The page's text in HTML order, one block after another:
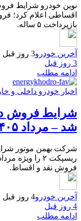
بازپرداخت ۵ ساله.
آخرین خودرو3 روز قبل
3 روز قبل
ادامه مطلب
اخبار خودرو داخلی و
شرایط فروش
شد – مرداد ۱۴۰۵
شرکت بهمن موتور
فروش نقد و اقساط.
آخرین خودرو4 روز قبل
4 روز قبل
ادامه مطلب